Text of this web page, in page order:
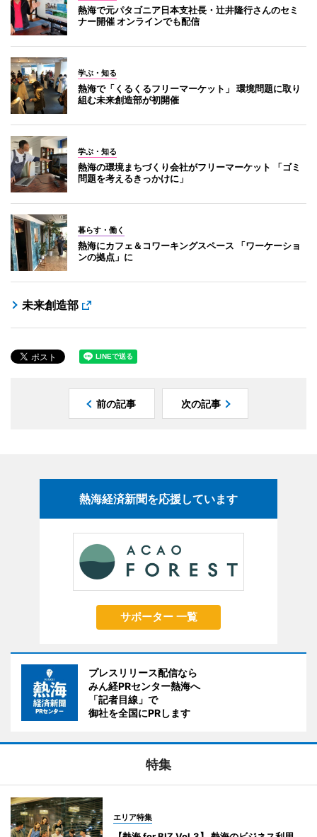
熱海で元パタゴニア日本支社長・辻井隆行さんのセミ
ナー開催 オンラインでも配信
学ぶ・知る
熱海で「くるくるフリーマーケット」 環境問題に取り
組む未来創造部が初開催
学ぶ・知る
熱海の環境まちづくり会社がフリーマーケット 「ゴミ
問題を考えるきっかけに」
暮らす・働く
熱海にカフェ＆コワーキングスペース 「ワーケーショ
ンの拠点」に
未来創造部
前の記事 次の記事
熱海経済新聞を応援しています
サポーター 一覧
プレスリリース配信なら
みん経PRセンター熱海へ
「記者目線」で
御社を全国にPRします
特集
エリア特集